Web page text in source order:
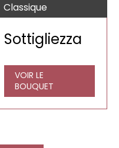
Classique
Sottigliezza
VOIR LE
BOUQUET